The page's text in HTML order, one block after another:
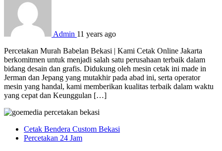
Admin 11 years ago
Percetakan Murah Babelan Bekasi | Kami Cetak Online Jakarta
berkomitmen untuk menjadi salah satu perusahaan terbaik dalam
bidang desain dan grafis. Didukung oleh mesin cetak ini made in
Jerman dan Jepang yang mutakhir pada abad ini, serta operator
mesin yang handal, kami memberikan kualitas terbaik dalam waktu
yang cepat dan Keunggulan […]
Cetak Bendera Custom Bekasi
Percetakan 24 Jam